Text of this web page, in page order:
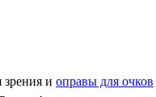
и оправы для очков